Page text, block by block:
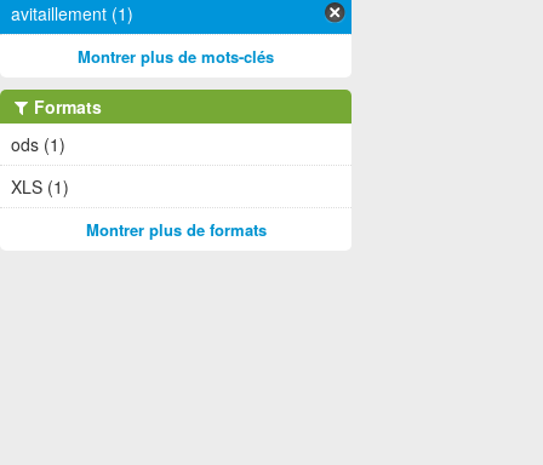
avitaillement (1)
Montrer plus de mots-clés
Formats
ods (1)
XLS (1)
Montrer plus de formats